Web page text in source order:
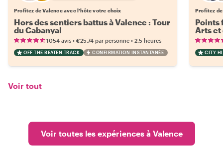
Profitez de Valence avec l'hôte votre choix
Hors des sentiers battus à Valence : Tour
du Cabanyal
1054 avis • €25.74 par personne • 2.5 heures
OFF THE BEATEN TRACK CONFIRMATION INSTANTANÉE
Profitez
Points
Arts et
CITY
Voir tout
Voir toutes les expériences à Valence